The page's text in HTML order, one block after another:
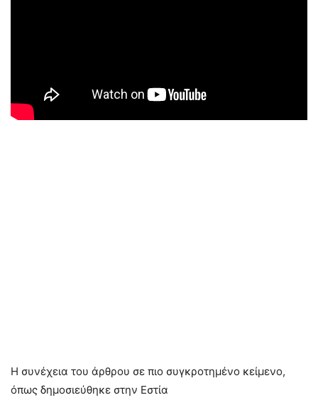
Η συνέχεια του άρθρου σε πιο συγκροτημένο κείμενο,
όπως δημοσιεύθηκε στην Εστία